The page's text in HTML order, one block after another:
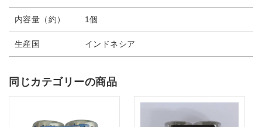
内容量（約） 1個
生産国 インドネシア
同じカテゴリーの商品